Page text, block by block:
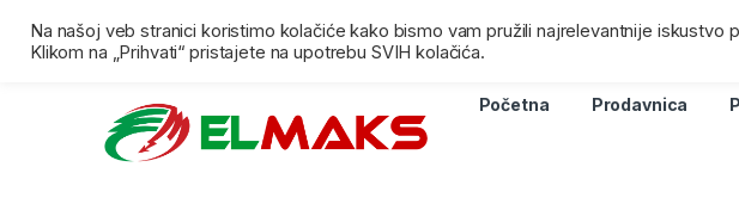
Besplatna isporuka za porudžbine preko 4000,00 dinara
Početna Prodavnica
Na našoj veb stranici koristimo kolačiće kako bismo vam pružili najrelevantnije
Klikom na „Prihvati“ pristajete na upotrebu SVIH kolačića.